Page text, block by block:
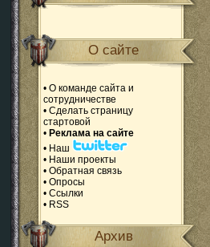
О сайте
• О команде сайта и
сотрудничестве
• Сделать страницу
стартовой
• Реклама на сайте
• Наш
• Наши проекты
• Обратная связь
• Опросы
• Ссылки
• RSS
Архив